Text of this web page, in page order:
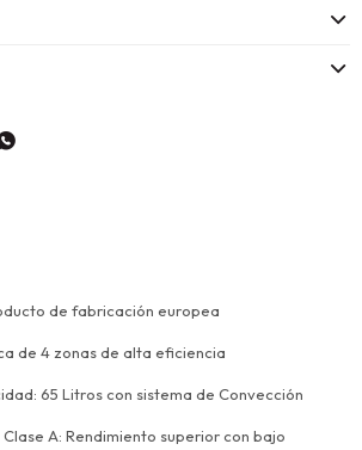
de fabricación europea
de 4 zonas de alta eficiencia
65 Litros con sistema de Convección
A: Rendimiento superior con bajo